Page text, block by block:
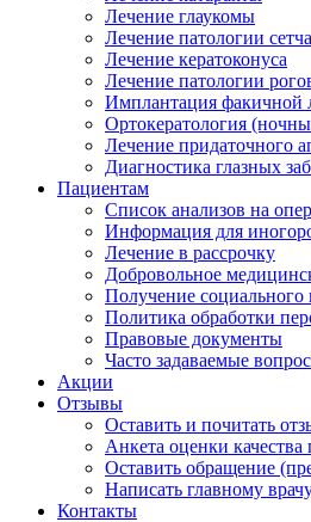
Лечение глаукомы
Лечение патологии
Лечение кератоконуса
Лечение патологии
Имплантация факичной
Ортокератология
Лечение придаточного
Диагностика глазных
Пациентам
Список анализов на
Информация для
Лечение в рассрочку
Добровольное
Получение социального
Политика обработки
Правовые документы
Часто задаваемые
Акции
Отзывы
Оставить и почитать
Анкета оценки
Оставить обращение
Написать главному
Контакты